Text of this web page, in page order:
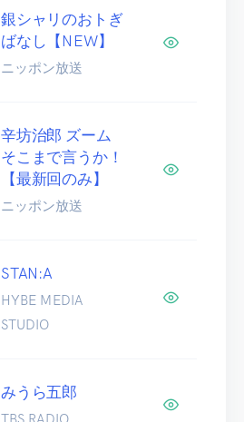
銀シャリのおトぎ
ばなし【NEW】
ニッポン放送
辛坊治郎 ズーム
そこまで言うか！
【最新回のみ】
ニッポン放送
STAN:A
HYBE MEDIA
STUDIO
みうら五郎